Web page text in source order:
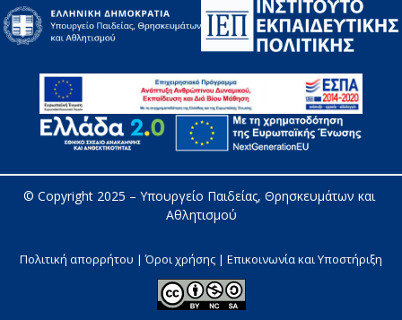
© Copyright 2025 – Υπουργείο Παιδείας, Θρησκευμάτων και
Αθλητισμού
Πολιτική απορρήτου | Όροι χρήσης | Επικοινωνία και Υποστήριξη